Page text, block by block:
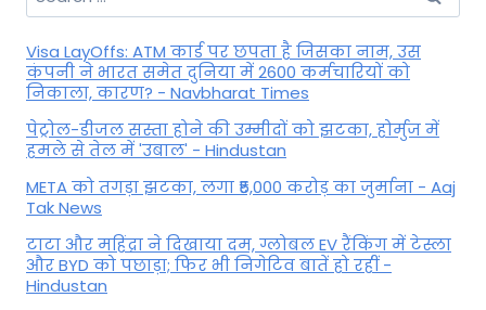
for:
Visa LayOffs: ATM कार्ड पर छपता है जिसका नाम, उस
कंपनी ने भारत समेत दुनिया में 2600 कर्मचारियों को
निकाला, कारण? - Navbharat Times
पेट्रोल-डीजल सस्ता होने की उम्मीदों को झटका, होर्मुज में
हमले से तेल में 'उबाल' - Hindustan
META को तगड़ा झटका, लगा ₹5,000 करोड़ का जुर्माना - Aaj
Tak News
टाटा और महिंद्रा ने दिखाया दम, ग्लोबल EV रैंकिंग में टेस्ला
और BYD को पछाड़ा; फिर भी निगेटिव बातें हो रहीं -
Hindustan